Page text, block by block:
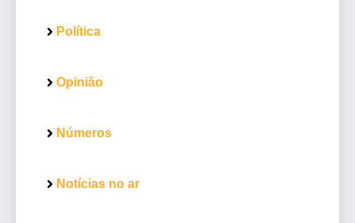
Política
Opinião
Números
Notícias no ar